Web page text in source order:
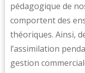
pédagogique de
comportent des
théoriques. Ainsi,
l’assimilation
gestion